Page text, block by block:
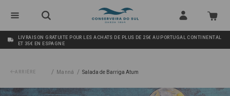
LIVRAISON GRATUITE POUR LES ACHATS DE PLUS DE 25€ AU PORTUGAL CONTINENTAL
ET 35€ EN ESPAGNE
ARRIÈRE / Manná / Salada de Barriga Atum